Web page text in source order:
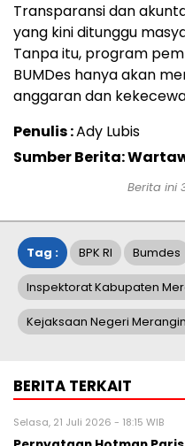
Transparansi dan
yang kini ditunggu
Tanpa itu, program
BUMDes hanya akan
anggaran dan
Penulis :Ady Lubis
Sumber Berita:
Berita ini
Tag : BPK RI Bumdes
Inspektorat Kabupaten
Kejaksaan Negeri Merangin
BERITA TERKAIT
Selasa, 21 Juli 2026 - 18:15 WIB